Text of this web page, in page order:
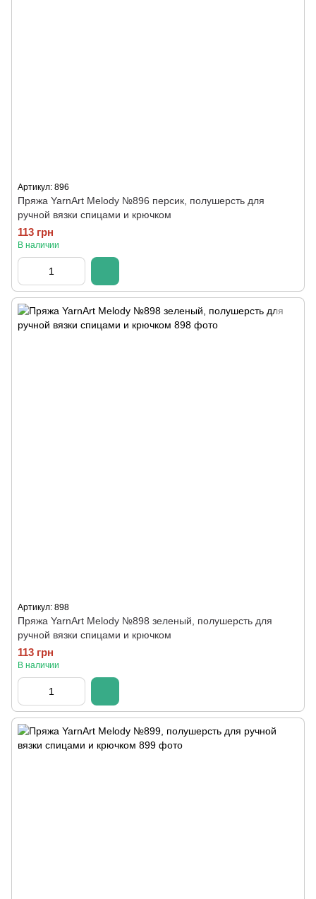
Артикул: 896
Пряжа YarnArt Melody №896 персик, полушерсть для
ручной вязки спицами и крючком
113 грн
В наличии
Артикул: 898
Пряжа YarnArt Melody №898 зеленый, полушерсть для
ручной вязки спицами и крючком
113 грн
В наличии